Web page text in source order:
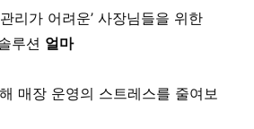
리가 어려운’ 사장님들을 위한
루션 얼마
매장 운영의 스트레스를 줄여보